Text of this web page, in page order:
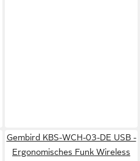
Gembird KBS-WCH-03-DE USB -
Ergonomisches Funk Wireless